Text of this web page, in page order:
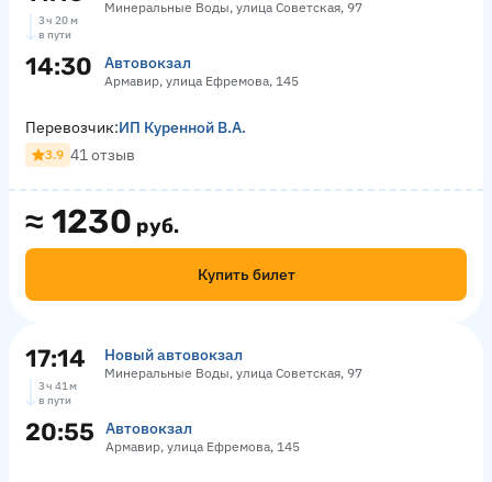
Минеральные Воды, улица Советская, 97
3 ч 20 м
в пути
14:30 Автовокзал
Армавир, улица Ефремова, 145
≈ 1230 руб.
Купить билет
Перевозчик:ИП Куренной В.А.
3.9 41 отзыв
17:14 Новый автовокзал
Минеральные Воды, улица Советская, 97
3 ч 41 м
в пути
20:55 Автовокзал
Армавир, улица Ефремова, 145